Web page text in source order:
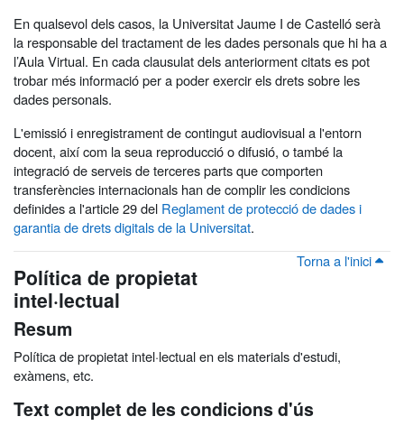
En qualsevol dels casos, la Universitat Jaume I de Castelló serà
la responsable del tractament de les dades personals que hi ha a
l’Aula Virtual. En cada clausulat dels anteriorment citats es pot
trobar més informació per a poder exercir els drets sobre les
dades personals.
L'emissió i enregistrament de contingut audiovisual a l'entorn
docent, així com la seua reproducció o difusió, o també la
integració de serveis de terceres parts que comporten
transferències internacionals han de complir les condicions
definides a l'article 29 del Reglament de protecció de dades i
garantia de drets digitals de la Universitat.
Torna a l'inici
Política de propietat
intel·lectual
Resum
Política de propietat intel·lectual en els materials d'estudi,
exàmens, etc.
Text complet de les condicions d'ús